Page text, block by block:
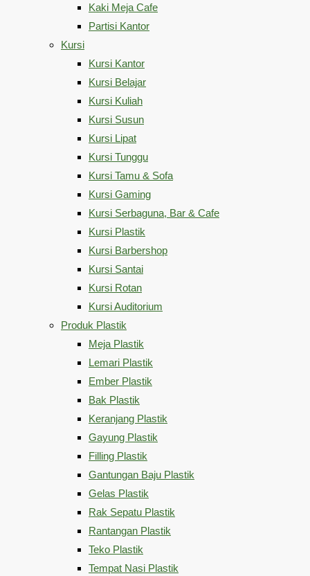
Kaki Meja Cafe
Partisi Kantor
Kursi
Kursi Kantor
Kursi Belajar
Kursi Kuliah
Kursi Susun
Kursi Lipat
Kursi Tunggu
Kursi Tamu & Sofa
Kursi Gaming
Kursi Serbaguna, Bar & Cafe
Kursi Plastik
Kursi Barbershop
Kursi Santai
Kursi Rotan
Kursi Auditorium
Produk Plastik
Meja Plastik
Lemari Plastik
Ember Plastik
Bak Plastik
Keranjang Plastik
Gayung Plastik
Filling Plastik
Gantungan Baju Plastik
Gelas Plastik
Rak Sepatu Plastik
Rantangan Plastik
Teko Plastik
Tempat Nasi Plastik